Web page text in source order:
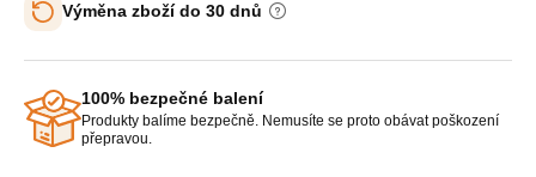
Výměna zboží do 30 dnů
100% bezpečné balení
Produkty balíme bezpečně. Nemusíte se proto obávat poškození
přepravou.